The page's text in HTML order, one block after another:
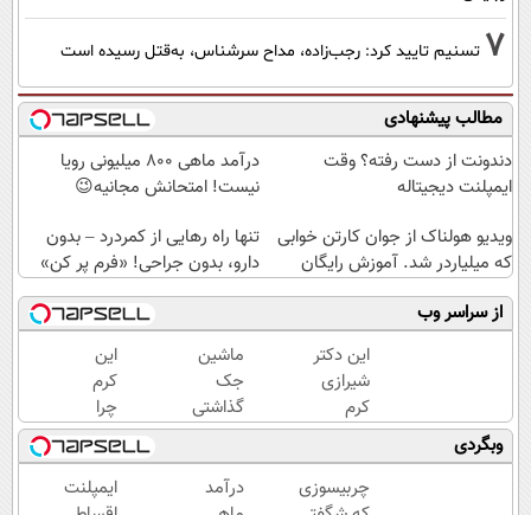
7 تسنیم تایید کرد: رجب‌زاده، مداح سرشناس، به‌قتل رسیده است
مطالب پیشنهادی
دندونت از دست رفته؟ وقت
ایمپلنت دیجیتاله
درآمد ماهی 800 میلیونی رویا
نیست! امتحانش مجانیه😉
ویدیو هولناک از جوان کارتن خوابی
که میلیاردر شد. آموزش رایگان
تنها راه رهایی از کمردرد – بدون
دارو، بدون جراحی! «فرم پر کن»
از سراسر وب
این دکتر
شیرازی
کرم
ترمیم
زخم
ایرانی را
ماشین
جک
گذاشتی
برای
فروش
؟ اینجا
این
کرم
چرا
اینقدر
سر
زبون‌ها
وبگردی
چربیسوزی
درآمد
ایمپلنت